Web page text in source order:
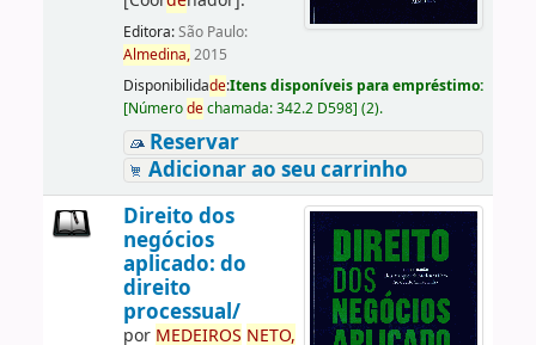
Editora:São Paulo:
Almedina,2015
Disponibilidade:Itens disponíveis para empréstimo:
[Númerodechamada:342.2 D598] (2).
Reservar
Adicionar ao seu carrinho
Direito dos
negócios
aplicado: do
direito
processual/
por MEDEIROS NETO,